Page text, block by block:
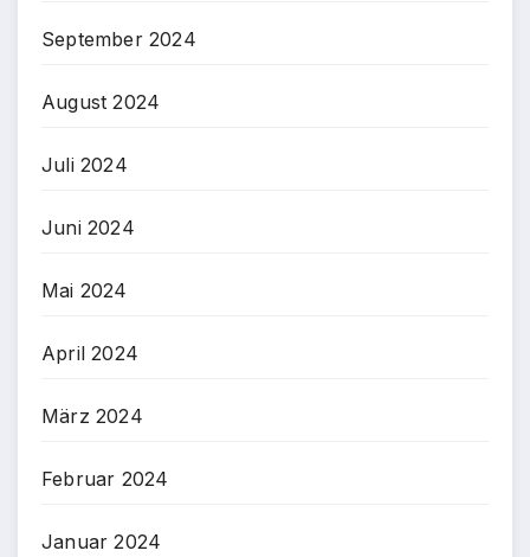
September 2024
August 2024
Juli 2024
Juni 2024
Mai 2024
April 2024
März 2024
Februar 2024
Januar 2024